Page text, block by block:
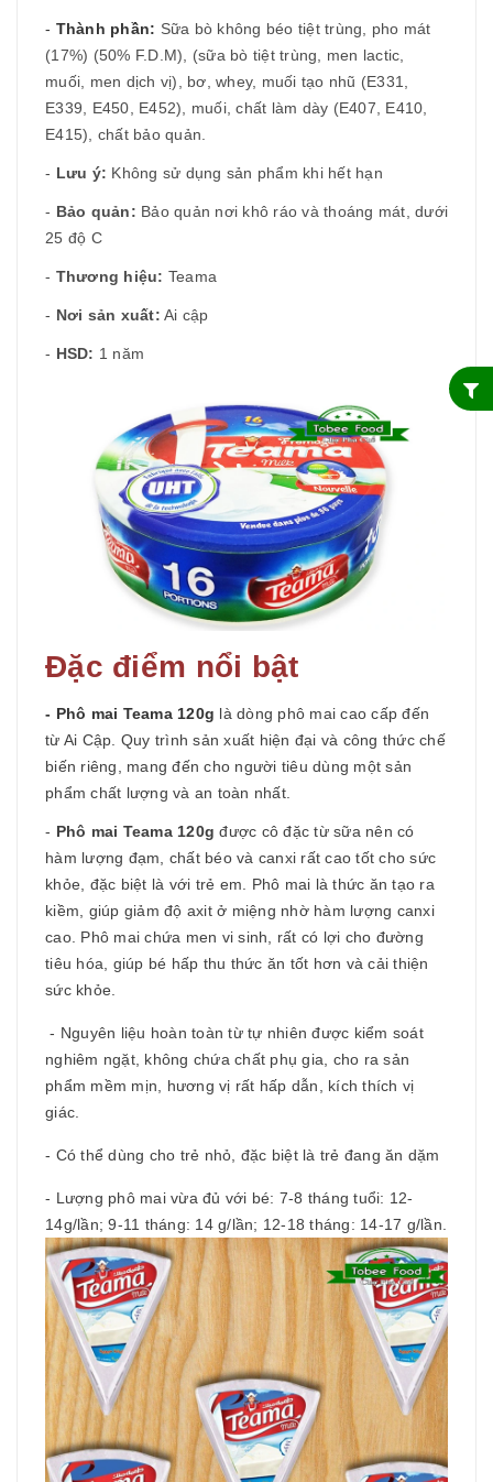
- Thành phần: Sữa bò không béo tiệt trùng, pho mát
(17%) (50% F.D.M), (sữa bò tiệt trùng, men lactic,
muối, men dịch vị), bơ, whey, muối tạo nhũ (E331,
E339, E450, E452), muối, chất làm dày (E407, E410,
E415), chất bảo quản.
- Lưu ý: Không sử dụng sản phẩm khi hết hạn
- Bảo quản: Bảo quản nơi khô ráo và thoáng mát, dưới
25 độ C
- Thương hiệu: Teama
- Nơi sản xuất: Ai cập
- HSD: 1 năm
Đặc điểm nổi bật
- Phô mai Teama 120g là dòng phô mai cao cấp đến
từ Ai Cập. Quy trình sản xuất hiện đại và công thức chế
biến riêng, mang đến cho người tiêu dùng một sản
phẩm chất lượng và an toàn nhất.
- Phô mai Teama 120g được cô đặc từ sữa nên có
hàm lượng đạm, chất béo và canxi rất cao tốt cho sức
khỏe, đặc biệt là với trẻ em. Phô mai là thức ăn tạo ra
kiềm, giúp giảm độ axit ở miệng nhờ hàm lượng canxi
cao. Phô mai chứa men vi sinh, rất có lợi cho đường
tiêu hóa, giúp bé hấp thu thức ăn tốt hơn và cải thiện
sức khỏe.
- Nguyên liệu hoàn toàn từ tự nhiên được kiểm soát
nghiêm ngặt, không chứa chất phụ gia, cho ra sản
phẩm mềm mịn, hương vị rất hấp dẫn, kích thích vị
giác.
- Có thể dùng cho trẻ nhỏ, đặc biệt là trẻ đang ăn dặm
- Lượng phô mai vừa đủ với bé: 7-8 tháng tuổi: 12-
14g/lần; 9-11 tháng: 14 g/lần; 12-18 tháng: 14-17 g/lần.